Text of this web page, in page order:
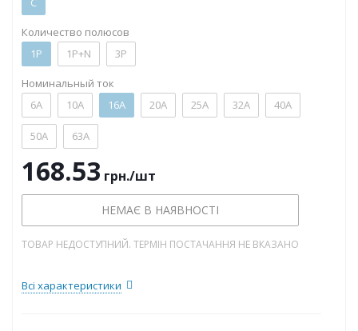
Количество полюсов
1P
1P+N 3P
Номинальный ток
6А
10А 16А 20А 25А 32А 40А
50А 63А
168.53 грн./шт
НЕМАЄ В НАЯВНОСТІ
ТОВАР НЕДОСТУПНИЙ. ТЕРМІН ПОСТАЧАННЯ НЕ ВКАЗАНО
Всі характеристики